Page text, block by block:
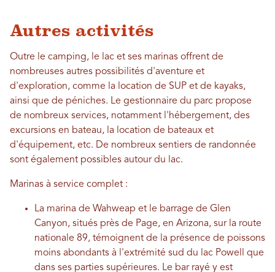
Autres activités
Outre le camping, le lac et ses marinas offrent de
nombreuses autres possibilités d'aventure et
d'exploration, comme la location de SUP et de kayaks,
ainsi que de péniches. Le gestionnaire du parc propose
de nombreux services, notamment l'hébergement, des
excursions en bateau, la location de bateaux et
d'équipement, etc. De nombreux sentiers de randonnée
sont également possibles autour du lac.
Marinas à service complet :
La marina de Wahweap et le barrage de Glen
Canyon, situés près de Page, en Arizona, sur la route
nationale 89, témoignent de la présence de poissons
moins abondants à l'extrémité sud du lac Powell que
dans ses parties supérieures. Le bar rayé y est